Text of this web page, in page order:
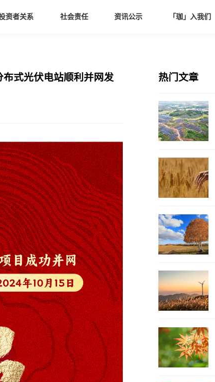
资者关系 社会责任 资讯公示 「珈」入我们
式光伏电站顺利并网发
热门文章